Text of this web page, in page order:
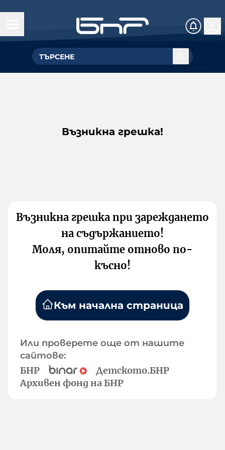
Възникна грешка!
Възникна грешка при зареждането
на съдържанието!
Моля, опитайте отново по-
късно!
Към начална страница
Или проверете още от нашите
сайтове:
БНР
Детското.БНР
Архивен фонд на БНР